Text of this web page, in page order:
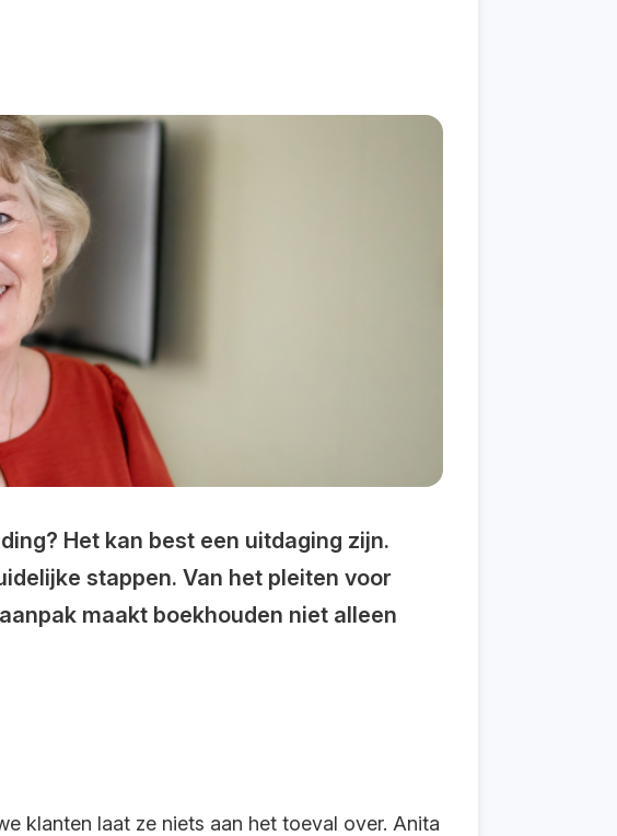
Het kan best een uitdaging zijn.
stappen. Van het pleiten voor
maakt boekhouden niet alleen
klanten laat ze niets aan het toeval over. Anita